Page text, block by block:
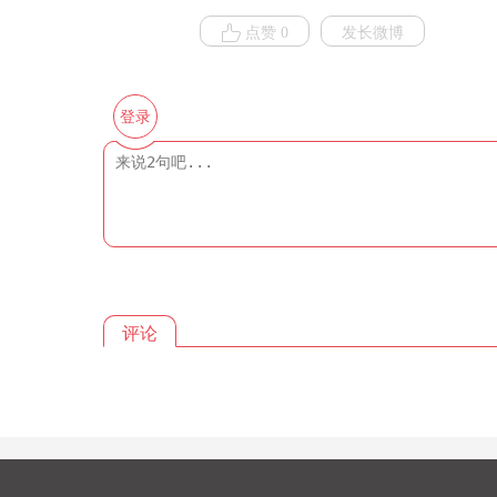
点赞 0 发长微博
登录
评论